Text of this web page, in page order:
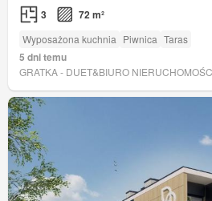
3 72 m²
Wyposażona kuchnia Piwnica Taras
5 dni temu